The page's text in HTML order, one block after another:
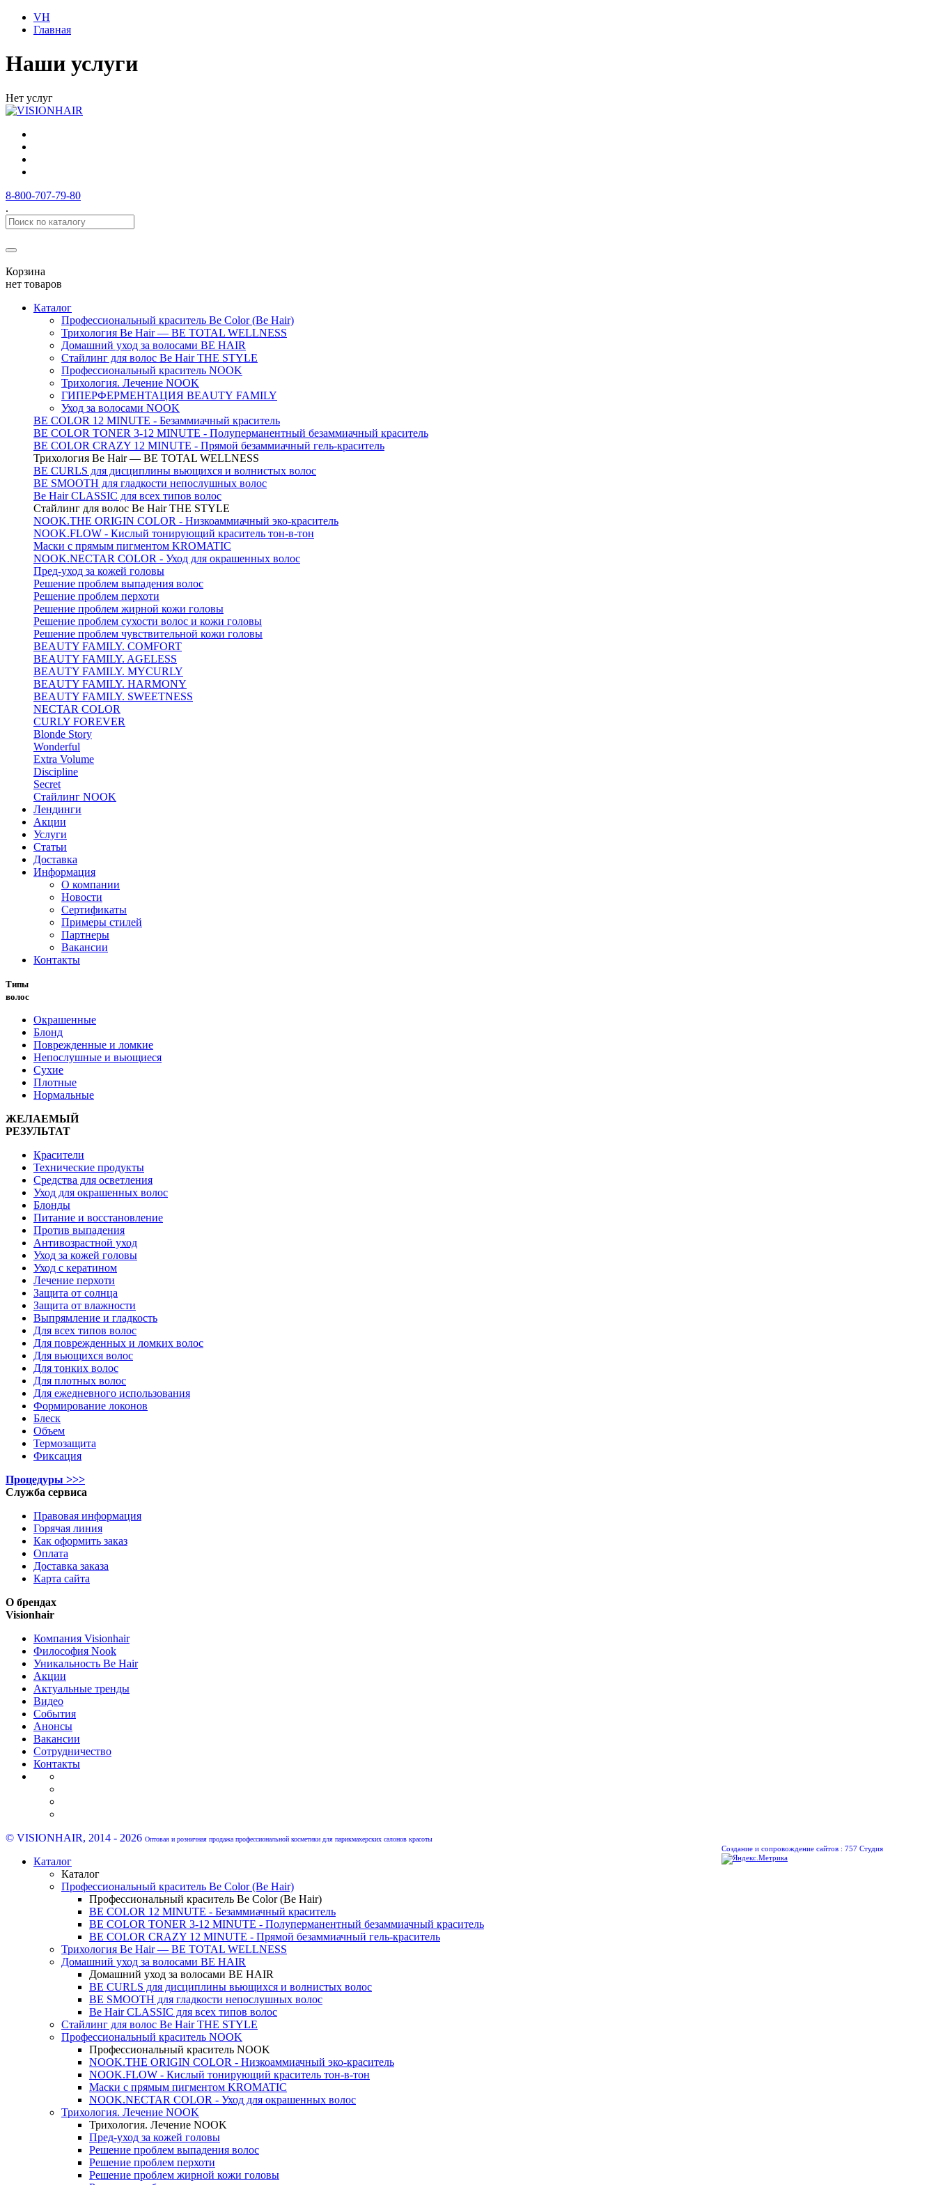
VH
Главная
Наши услуги
Нет услуг
8-800-707-79-80
.
Корзина
нет товаров
Каталог
Профессиональный краситель Be Color (Be Hair)
Трихология Be Hair — BE TOTAL WELLNESS
Домашний уход за волосами BE HAIR
Стайлинг для волос Be Hair THE STYLE
Профессиональный краситель NOOK
Трихология. Лечение NOOK
ГИПЕРФЕРМЕНТАЦИЯ BEAUTY FAMILY
Уход за волосами NOOK
BE COLOR 12 MINUTE - Безаммиачный краситель
BE COLOR TONER 3-12 MINUTE - Полуперманентный безаммиачный краситель
BE COLOR CRAZY 12 MINUTE - Прямой безаммиачный гель-краситель
Трихология Be Hair — BE TOTAL WELLNESS
BE CURLS для дисциплины вьющихся и волнистых волос
BE SMOOTH для гладкости непослушных волос
Be Hair CLASSIC для всех типов волос
Стайлинг для волос Be Hair THE STYLE
NOOK.THE ORIGIN COLOR - Низкоаммиачный эко-краситель
NOOK.FLOW - Кислый тонирующий краситель тон-в-тон
Маски с прямым пигментом KROMATIC
NOOK.NECTAR COLOR - Уход для окрашенных волос
Пред-уход за кожей головы
Решение проблем выпадения волос
Решение проблем перхоти
Решение проблем жирной кожи головы
Решение проблем сухости волос и кожи головы
Решение проблем чувствительной кожи головы
BEAUTY FAMILY. COMFORT
BEAUTY FAMILY. AGELESS
BEAUTY FAMILY. MYCURLY
BEAUTY FAMILY. HARMONY
BEAUTY FAMILY. SWEETNESS
NECTAR COLOR
CURLY FOREVER
Blonde Story
Wonderful
Extra Volume
Discipline
Secret
Стайлинг NOOK
Лендинги
Акции
Услуги
Статьи
Доставка
Информация
О компании
Новости
Сертификаты
Примеры стилей
Партнеры
Вакансии
Контакты
Типы
волос
Окрашенные
Блонд
Поврежденные и ломкие
Непослушные и вьющиеся
Сухие
Плотные
Нормальные
ЖЕЛАЕМЫЙ
РЕЗУЛЬТАТ
Красители
Технические продукты
Средства для осветления
Уход для окрашенных волос
Блонды
Питание и восстановление
Против выпадения
Антивозрастной уход
Уход за кожей головы
Уход с кератином
Лечение перхоти
Защита от солнца
Защита от влажности
Выпрямление и гладкость
Для всех типов волос
Для поврежденных и ломких волос
Для вьющихся волос
Для тонких волос
Для плотных волос
Для ежедневного использования
Формирование локонов
Блеск
Объем
Термозащита
Фиксация
Процедуры >>>
Служба сервиса
Правовая информация
Горячая линия
Как оформить заказ
Оплата
Доставка заказа
Карта сайта
О брендах
Visionhair
Компания Visionhair
Философия Nook
Уникальность Be Hair
Акции
Актуальные тренды
Видео
События
Анонсы
Вакансии
Сотрудничество
Контакты
© VISIONHAIR, 2014 - 2026 Оптовая и розничная продажа профессиональной косметики для парикмахерских салонов красоты
Создание и сопровождение сайтов : 757 Студия
Каталог
Каталог
Профессиональный краситель Be Color (Be Hair)
Профессиональный краситель Be Color (Be Hair)
BE COLOR 12 MINUTE - Безаммиачный краситель
BE COLOR TONER 3-12 MINUTE - Полуперманентный безаммиачный краситель
BE COLOR CRAZY 12 MINUTE - Прямой безаммиачный гель-краситель
Трихология Be Hair — BE TOTAL WELLNESS
Домашний уход за волосами BE HAIR
Домашний уход за волосами BE HAIR
BE CURLS для дисциплины вьющихся и волнистых волос
BE SMOOTH для гладкости непослушных волос
Be Hair CLASSIC для всех типов волос
Стайлинг для волос Be Hair THE STYLE
Профессиональный краситель NOOK
Профессиональный краситель NOOK
NOOK.THE ORIGIN COLOR - Низкоаммиачный эко-краситель
NOOK.FLOW - Кислый тонирующий краситель тон-в-тон
Маски с прямым пигментом KROMATIC
NOOK.NECTAR COLOR - Уход для окрашенных волос
Трихология. Лечение NOOK
Трихология. Лечение NOOK
Пред-уход за кожей головы
Решение проблем выпадения волос
Решение проблем перхоти
Решение проблем жирной кожи головы